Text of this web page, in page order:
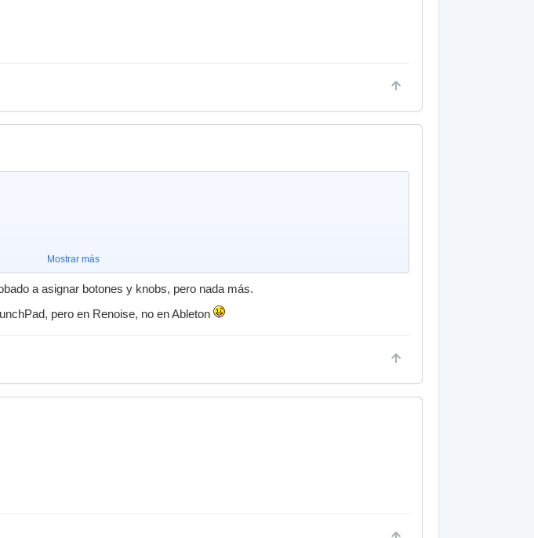
Mostrar más
a asignar botones y knobs, pero nada más.
pero en Renoise, no en Ableton